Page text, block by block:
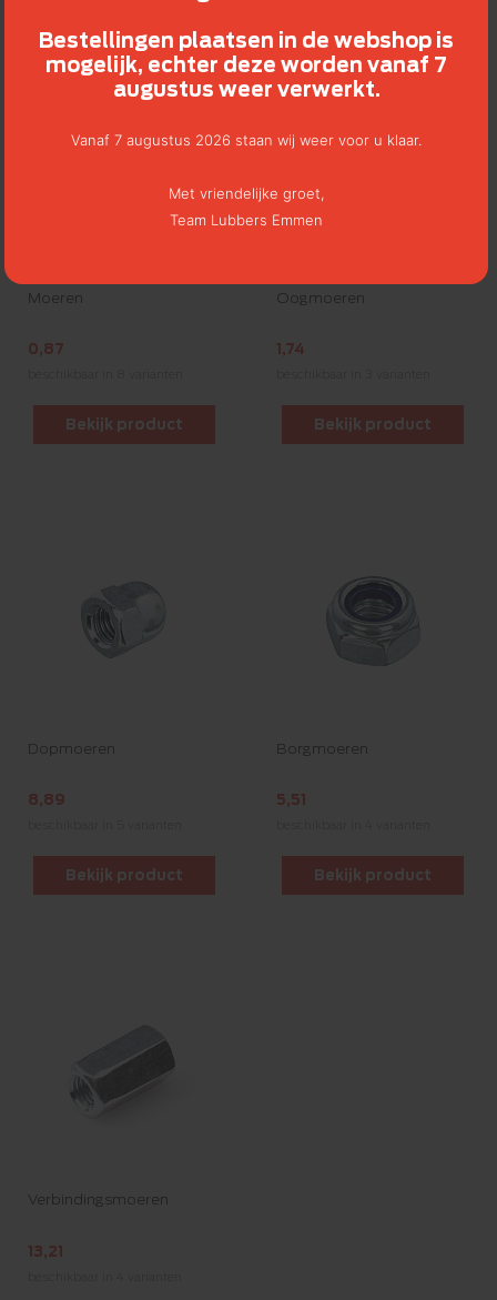
Moeren
0,87
Bekijk product
Oogmoeren
1,74
Bekijk product
Dopmoeren
8,89
Bekijk product
Borgmoeren
5,51
Bekijk product
Verbindingsmoeren
13,21
Bestellingen plaatsen in de webshop is
mogelijk, echter deze worden vanaf 7
augustus weer verwerkt.
Vanaf 7 augustus 2026 staan wij weer voor u klaar.
Met vriendelijke groet,
Team Lubbers Emmen